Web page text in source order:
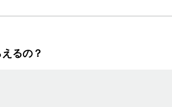
るの？